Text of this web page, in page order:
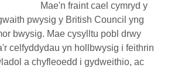
Mae'n fraint cael cymryd y
pwysig y British Council yng
bwysig. Mae cysylltu pobl drwy
celfyddydau yn hollbwysig i feithrin
a chyfleoedd i gydweithio, ac